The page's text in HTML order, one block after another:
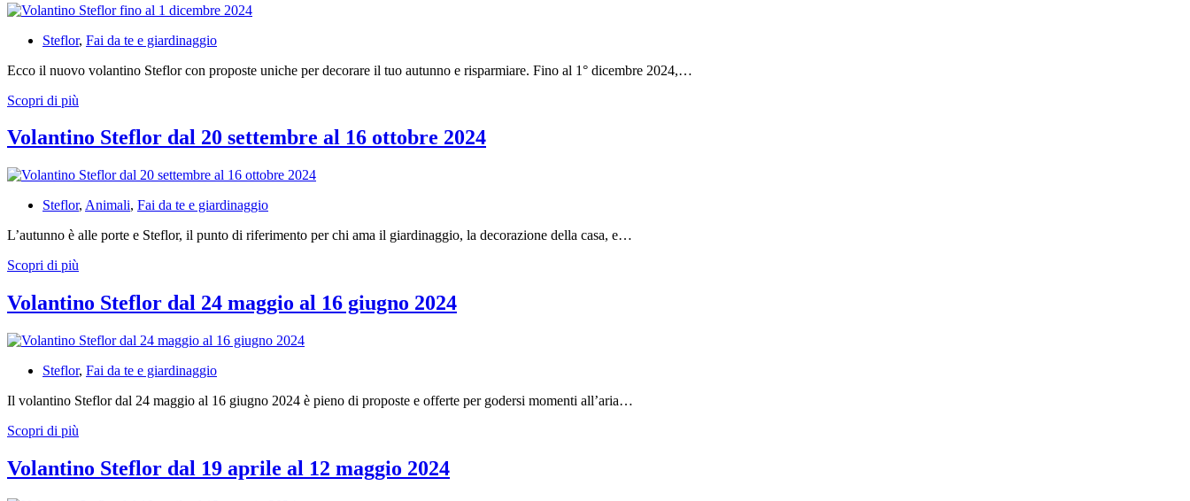
dicembre
Steflor, Fai da te e giardinaggio
Ecco il nuovo volantino Steflor con proposte uniche per decorare il tuo autunno e risparmiare. Fino al 1° dicembre 2024,…
Scopri di più
fino
al
dicembre
Volantino Steflor dal 20 settembre al 16 ottobre 2024
Steflor, Animali, Fai da te e giardinaggio
L’autunno è alle porte e Steflor, il punto di riferimento per chi ama il giardinaggio, la decorazione della casa, e…
Scopri di più
20
al
ottobre
Volantino Steflor dal 24 maggio al 16 giugno 2024
Steflor, Fai da te e giardinaggio
Il volantino Steflor dal 24 maggio al 16 giugno 2024 è pieno di proposte e offerte per godersi momenti all’aria…
Scopri di più
24
Volantino Steflor dal 19 aprile al 12 maggio 2024